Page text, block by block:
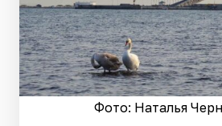
Фото: Наталья